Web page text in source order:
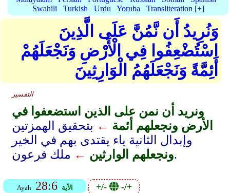
Swahili
Turkish Urdu Yoruba Transliteration [+]
وَنُرِيدُ أَن نَّمُنَّ عَلَى الَّذِينَ
اسْتُضْعِفُوا فِي الْأَرْضِ وَنَجْعَلَهُمْ
أَئِمَّةً وَنَجْعَلَهُمُ الْوَارِثِينَ
التفسير
ونريد أن نمن على الذين استضعفوا في
الأرض ونجعلهم أئمة ← بتحقيق الهمزتين
وإبدال الثانية ياء يقتدى بهم في الخير
ونجعلهم الوارثين ← ملك فرعون.
Ayah 28:6 الأية +/- -/+